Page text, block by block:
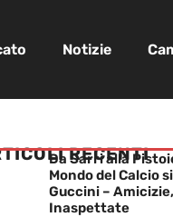
Notizie
RECENTI
Da Sarri alla
Mondo del Calcio
Guccini –
Inaspettate